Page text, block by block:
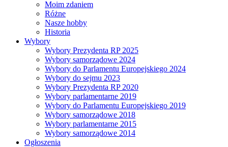
Moim zdaniem
Różne
Nasze hobby
Historia
Wybory
Wybory Prezydenta RP 2025
Wybory samorządowe 2024
Wybory do Parlamentu Europejskiego 2024
Wybory do sejmu 2023
Wybory Prezydenta RP 2020
Wybory parlamentarne 2019
Wybory do Parlamentu Europejskiego 2019
Wybory samorządowe 2018
Wybory parlamentarne 2015
Wybory samorządowe 2014
Ogłoszenia